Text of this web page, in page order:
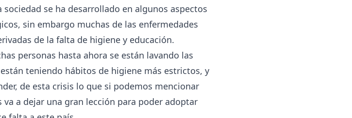
se ha desarrollado en algunos aspectos
sin embargo muchas de las enfermedades
de la falta de higiene y educación.
personas hasta ahora se están lavando las
teniendo hábitos de higiene más estrictos, y
de esta crisis lo que si podemos mencionar
a dejar una gran lección para poder adoptar